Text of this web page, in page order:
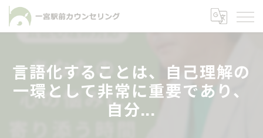
言語化することは、自己理解の
一環として非常に重要であり、
自分...